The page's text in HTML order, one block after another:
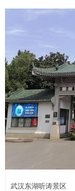
武汉东湖听涛景区